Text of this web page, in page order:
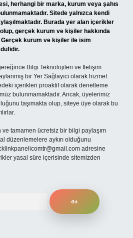
herhangi bir marka, kurum veya şahıs
Sitede yalnızca kendi
Burada yer alan içerikler
gerçek kurum ve kişiler hakkında
Gerçek kurum ve kişiler ile isim
Bilgi Teknolojileri ve İletişim
bir Yer Sağlayıcı olarak hizmet
içerikleri proaktif olarak denetleme
bulunmamaktadır. Ancak, üyelerimiz
taşımakta olup, siteye üye olarak bu
ve tamamen ücretsiz bir bilgi paylaşım
düzenlemelere aykırı olduğunu
adresine
yasal süre içerisinde sitemizden